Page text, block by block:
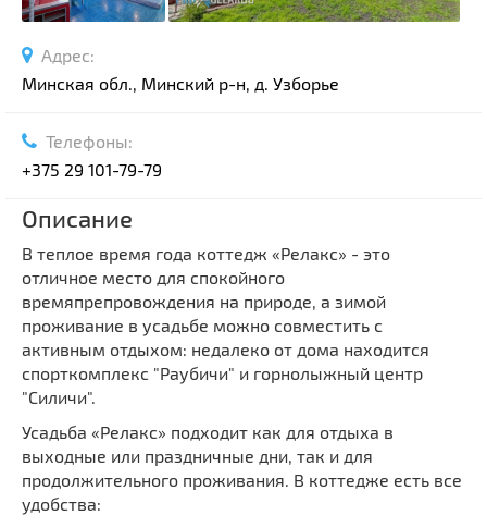
Адрес:
Минская обл., Минский р-н, д. Узборье
Телефоны:
+375 29 101-79-79
Описание
В теплое время года коттедж «Релакс» - это
отличное место для спокойного
времяпрепровождения на природе, а зимой
проживание в усадьбе можно совместить с
активным отдыхом: недалеко от дома находится
спорткомплекс "Раубичи" и горнолыжный центр
"Силичи".
Усадьба «Релакс» подходит как для отдыха в
выходные или праздничные дни, так и для
продолжительного проживания. В коттедже есть все
удобства: